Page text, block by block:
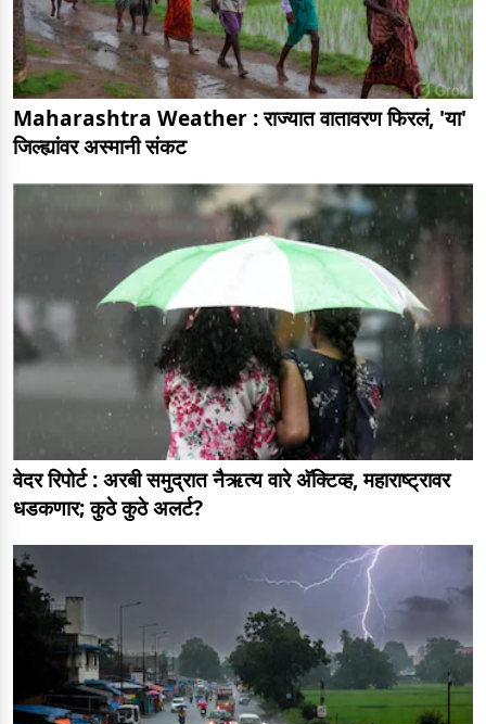
Maharashtra Weather : राज्यात वातावरण फिरलं, 'या'
जिल्ह्यांवर अस्मानी संकट
वेदर रिपोर्ट : अरबी समुद्रात नैऋत्य वारे अ‍ॅक्टिव्ह, महाराष्ट्रावर
धडकणार; कुठे कुठे अलर्ट?